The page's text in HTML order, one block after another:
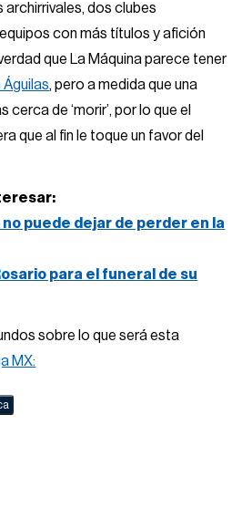
archirrivales, dos clubes
con más títulos y afición
que La Máquina parece tener
, pero a medida que una
de ‘morir’, por lo que el
que al fin le toque un favor del
no puede dejar de perder en la
para el funeral de su
sobre lo que será esta
MX: